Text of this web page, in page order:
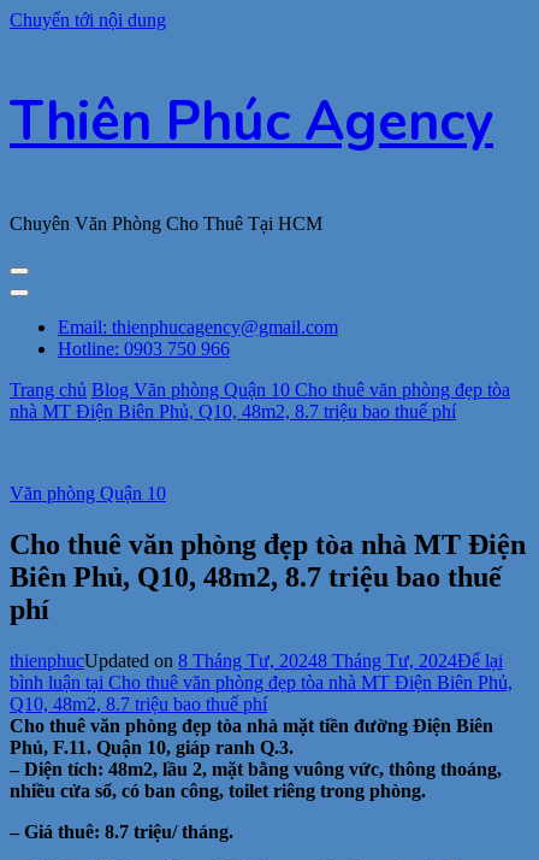
Chuyển tới nội dung
Thiên Phúc Agency
Chuyên Văn Phòng Cho Thuê Tại HCM
Email: thienphucagency@gmail.com
Hotline: 0903 750 966
Trang chủ Blog Văn phòng Quận 10 Cho thuê văn phòng đẹp tòa
nhà MT Điện Biên Phủ, Q10, 48m2, 8.7 triệu bao thuế phí
Văn phòng Quận 10
Cho thuê văn phòng đẹp tòa nhà MT Điện
Biên Phủ, Q10, 48m2, 8.7 triệu bao thuế
phí
thienphucUpdated on 8 Tháng Tư, 20248 Tháng Tư, 2024Để lại
bình luận tại Cho thuê văn phòng đẹp tòa nhà MT Điện Biên Phủ,
Q10, 48m2, 8.7 triệu bao thuế phí
Cho thuê văn phòng đẹp tòa nhà mặt tiền đường Điện Biên
Phủ, F.11. Quận 10, giáp ranh Q.3.
– Diện tích: 48m2, lầu 2, mặt bằng vuông vức, thông thoáng,
nhiều cửa sổ, có ban công, toilet riêng trong phòng.
– Giá thuê: 8.7 triệu/ tháng.